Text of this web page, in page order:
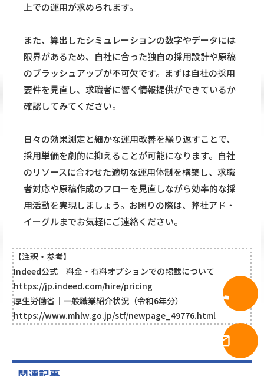
上での運用が求められます。
また、算出したシミュレーションの数字やデータには
限界があるため、自社に合った独自の採用設計や原稿
のブラッシュアップが不可欠です。まずは自社の採用
要件を見直し、求職者に響く情報提供ができているか
確認してみてください。
日々の効果測定と細かな運用改善を繰り返すことで、
採用単価を劇的に抑えることが可能になります。自社
のリソースに合わせた適切な運用体制を構築し、求職
者対応や原稿作成のフローを見直しながら効率的な採
用活動を実現しましょう。お困りの際は、弊社アド・
イーグルまでお気軽にご連絡ください。
【注釈・参考】
Indeed公式｜料金・有料オプションでの掲載について
https://jp.indeed.com/hire/pricing
厚生労働省｜一般職業紹介状況（令和6年分）
https://www.mhlw.go.jp/stf/newpage_49776.html
mail_outline
メール問
call 電話問合